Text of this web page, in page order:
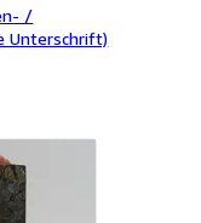
/
Unterschrift)